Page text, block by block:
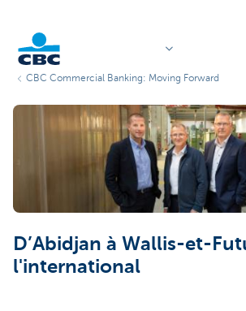
CBC Commercial Banking: Moving Forward
D’Abidjan à Wallis-et-
l'international